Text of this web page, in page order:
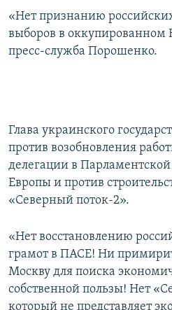
«Нет признанию
выборов в оккупированном
пресс-служба Порошенко.
Глава украинского
против возобновления
делегации в Парламентской
Европы и против
«Северный поток-2».
«Нет восстановлению
грамот в ПАСЕ! Ни
Москву для поиска
собственной пользы! Нет
который не представляет